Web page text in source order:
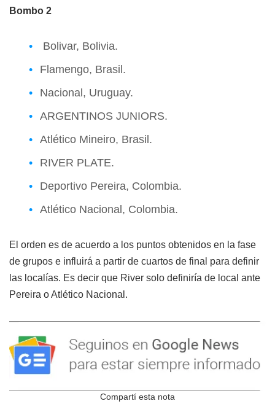
Bombo 2
Bolivar, Bolivia.
Flamengo, Brasil.
Nacional, Uruguay.
ARGENTINOS JUNIORS.
Atlético Mineiro, Brasil.
RIVER PLATE.
Deportivo Pereira, Colombia.
Atlético Nacional, Colombia.
El orden es de acuerdo a los puntos obtenidos en la fase
de grupos e influirá a partir de cuartos de final para definir
las localías. Es decir que River solo definiría de local ante
Pereira o Atlético Nacional.